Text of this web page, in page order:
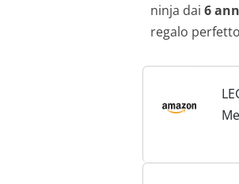
ninja dai 6
regalo